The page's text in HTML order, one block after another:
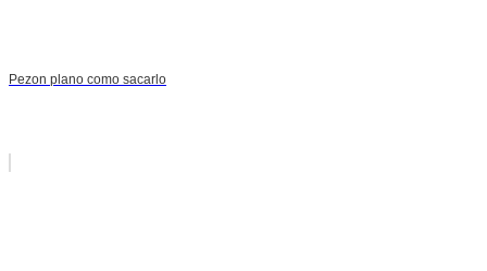
Pezon plano como sacarlo